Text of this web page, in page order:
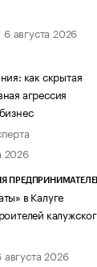
6 августа 2026
как скрытая
агрессия
2026
в Калуге
августа 2026